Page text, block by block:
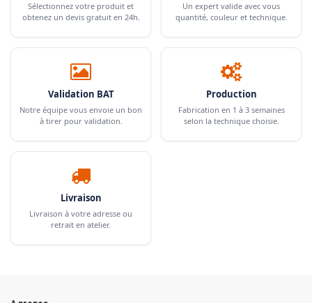
Sélectionnez votre produit et
obtenez un devis gratuit en 24h.
Un expert valide avec vous
quantité, couleur et technique.
Validation BAT
Notre équipe vous envoie un bon
à tirer pour validation.
Production
Fabrication en 1 à 3 semaines
selon la technique choisie.
Livraison
Livraison à votre adresse ou
retrait en atelier.